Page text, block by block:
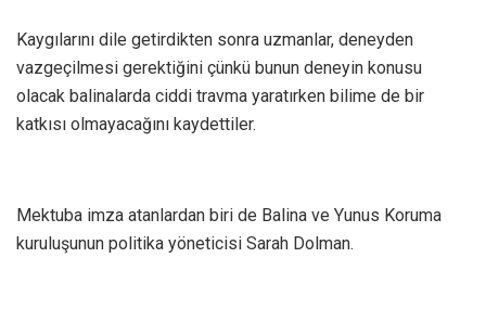
Kaygılarını dile getirdikten sonra uzmanlar, deneyden
vazgeçilmesi gerektiğini çünkü bunun deneyin konusu
olacak balinalarda ciddi travma yaratırken bilime de bir
katkısı olmayacağını kaydettiler.
Mektuba imza atanlardan biri de Balina ve Yunus Koruma
kuruluşunun politika yöneticisi Sarah Dolman.